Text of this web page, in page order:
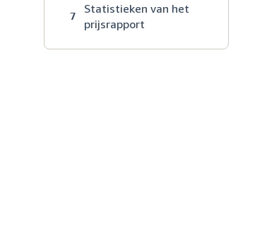
7
Statistieken van het
prijsrapport